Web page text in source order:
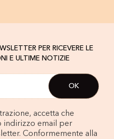
PER RICEVERE LE
E ULTIME NOTIZIE
accetta che
indirizzo email per
Conformemente alla